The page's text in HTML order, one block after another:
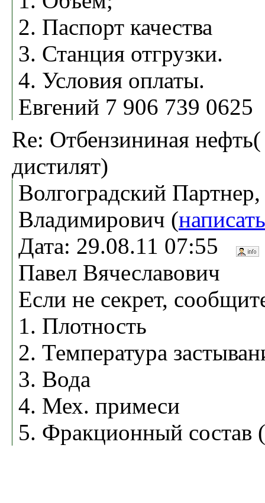
2. Паспорт качества
3. Станция отгрузки.
4. Условия оплаты.
Евгений 7 906 739 0625
Re: Отбензининая
дистилят)
Волгоградский
Владимирович (
Дата: 29.08.11 07:55
Павел Вячеславович
Если не секрет,
1. Плотность
2. Температура
3. Вода
4. Мех. примеси
5. Фракционный состав